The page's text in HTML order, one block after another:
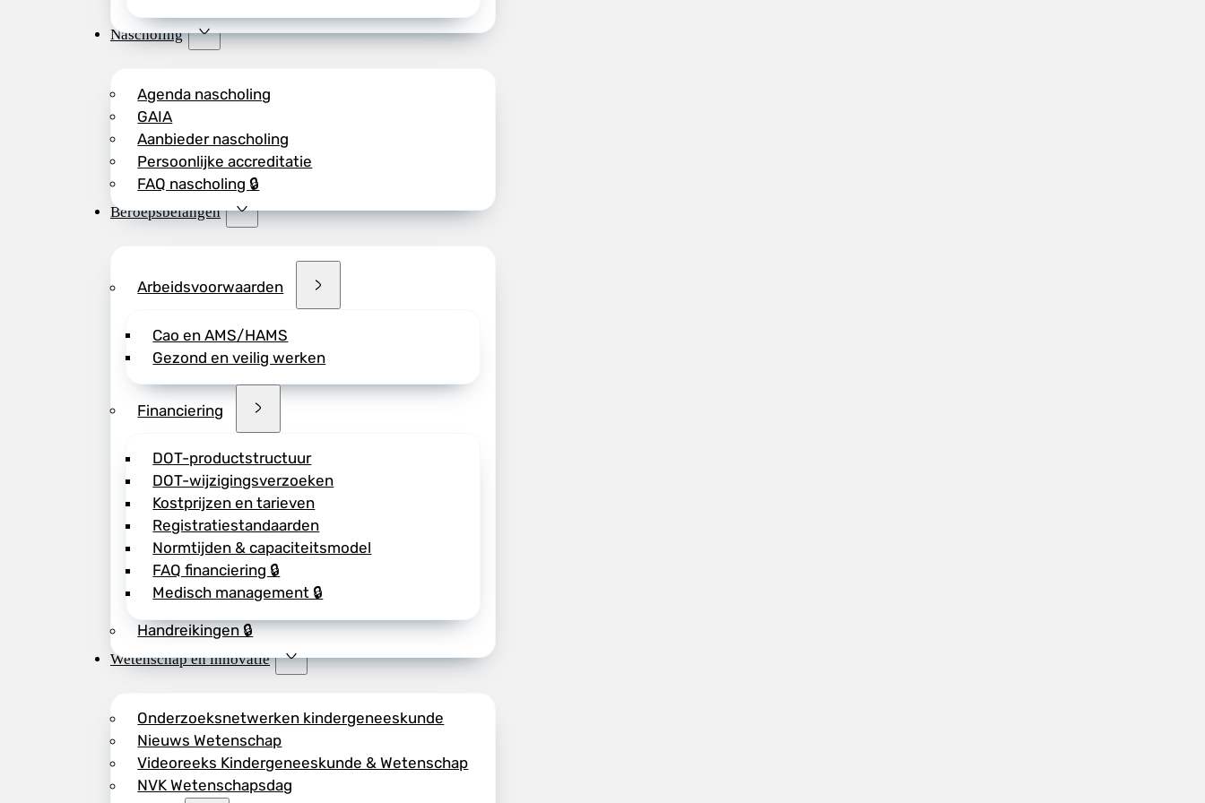
Nascholing
Agenda nascholing
GAIA
Aanbieder nascholing
Persoonlijke accreditatie
FAQ nascholing 🔒
Beroepsbelangen
Arbeidsvoorwaarden
Cao en AMS/HAMS
Gezond en veilig werken
Financiering
DOT-productstructuur
DOT-wijzigingsverzoeken
Kostprijzen en tarieven
Registratiestandaarden
Normtijden & capaciteitsmodel
FAQ financiering 🔒
Medisch management 🔒
Handreikingen 🔒
Wetenschap en innovatie
Onderzoeksnetwerken kindergeneeskunde
Nieuws Wetenschap
Videoreeks Kindergeneeskunde & Wetenschap
NVK Wetenschapsdag